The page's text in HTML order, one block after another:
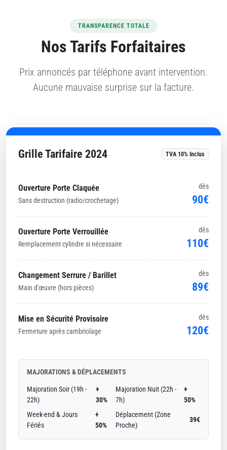
TRANSPARENCE TOTALE
Nos Tarifs Forfaitaires
Prix annoncés par téléphone avant intervention.
Aucune mauvaise surprise sur la facture.
Grille Tarifaire 2024 TVA 10% Inclus
Ouverture Porte Claquée
Sans destruction (radio/crochetage)
dès
90€
Ouverture Porte Verrouillée
Remplacement cylindre si nécessaire
dès
110€
Changement Serrure / Barillet
Main d'œuvre (hors pièces)
dès
89€
Mise en Sécurité Provisoire
Fermeture après cambriolage
dès
120€
MAJORATIONS & DÉPLACEMENTS
Majoration Soir (19h -
22h)
+
30%
Majoration Nuit (22h -
7h)
+
50%
Week-end & Jours
Fériés
+
50%
Déplacement (Zone
Proche)
39€